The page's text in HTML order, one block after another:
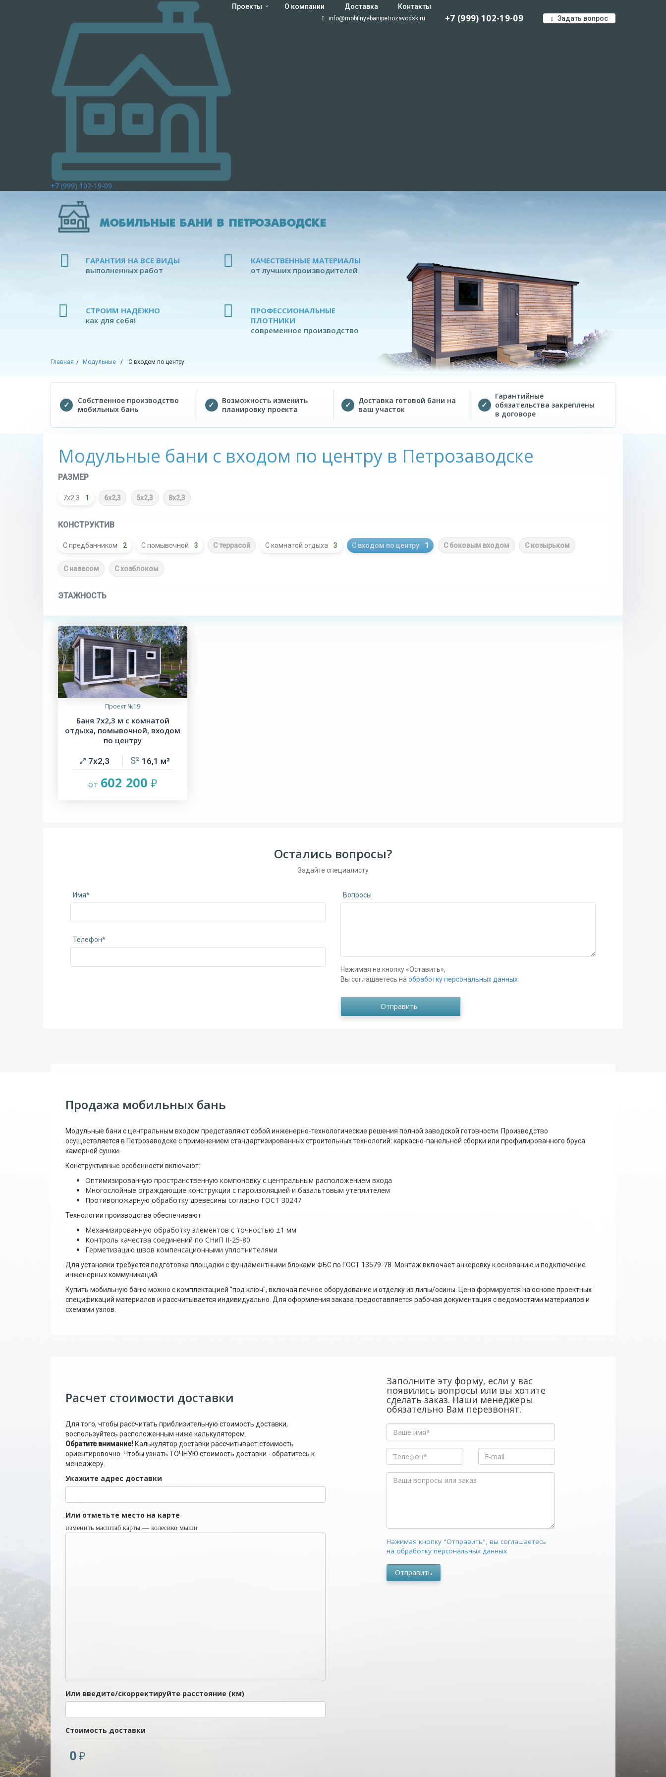
+7 (999) 102-19-09
Проекты О компании Доставка Контакты
info@mobilnyebanipetrozavodsk.ru +7 (999) 102-19-09 Задать вопрос
МОБИЛЬНЫЕ БАНИ В ПЕТРОЗАВОДСКЕ
ГАРАНТИЯ НА ВСЕ ВИДЫ
выполненных работ
КАЧЕСТВЕННЫЕ МАТЕРИАЛЫ
от лучших производителей
СТРОИМ НАДЕЖНО
как для себя!
ПРОФЕССИОНАЛЬНЫЕ
ПЛОТНИКИ
современное производство
Главная Модульные С входом по центру
Собственное производство
мобильных бань
Возможность изменить
планировку проекта
Доставка готовой бани на
ваш участок
Гарантийные
обязательства закреплены
в договоре
Модульные бани с входом по центру в Петрозаводске
РАЗМЕР
7х2,3 1 6х2,3 5х2,3 8х2,3
КОНСТРУКТИВ
С предбанником 2 С помывочной 3 С террасой С комнатой отдыха 3 С входом по центру 1 С боковым входом С козырьком
С навесом С хозблоком
ЭТАЖНОСТЬ
Проект №19
Баня 7х2,3 м с комнатой
отдыха, помывочной, входом
по центру
7х2,3 16,1
602 200
Остались вопросы?
Задайте специалисту
Имя*
Телефон*
Вопросы
Нажимая на кнопку «Оставить»,
Вы соглашаетесь наобработку персональных данных
Продажа мобильных бань
Модульные бани с центральным входом представляют собой инженерно-технологические решения полной заводской готовности. Производство
осуществляется в Петрозаводске с применением стандартизированных строительных технологий: каркасно-панельной сборки или профилированного бруса
камерной сушки.
Конструктивные особенности включают:
Оптимизированную пространственную компоновку с центральным расположением входа
Многослойные ограждающие конструкции с пароизоляцией и базальтовым утеплителем
Противопожарную обработку древесины согласно ГОСТ 30247
Технологии производства обеспечивают:
Механизированную обработку элементов с точностью ±1 мм
Контроль качества соединений по СНиП II-25-80
Герметизацию швов компенсационными уплотнителями
Для установки требуется подготовка площадки с фундаментными блоками ФБС по ГОСТ 13579-78. Монтаж включает анкеровку к основанию и подключение
инженерных коммуникаций.
Купить мобильную баню можно с комплектацией "под ключ", включая печное оборудование и отделку из липы/осины. Цена формируется на основе проектных
спецификаций материалов и рассчитывается индивидуально. Для оформления заказа предоставляется рабочая документация с ведомостями материалов и
схемами узлов.
Расчет стоимости доставки
Для того, чтобы рассчитать приблизительную стоимость доставки,
воспользуйтесь расположенным ниже калькулятором.
Обратите внимание! Калькулятор доставки рассчитывает стоимость
ориентировочно. Чтобы узнать ТОЧНУЮ стоимость доставки - обратитесь к
менеджеру.
Укажите адрес доставки
Или отметьте место на карте
изменить масштаб карты — колесико мыши
Или введите/скорректируйте расстояние (км)
Стоимость доставки
0
Заполните эту форму, если у вас
появились вопросы или вы хотите
сделать заказ. Наши менеджеры
обязательно Вам перезвонят.
Нажимая кнопку "Отправить", вы соглашаетесь
на обработку персональных данных
Отправить